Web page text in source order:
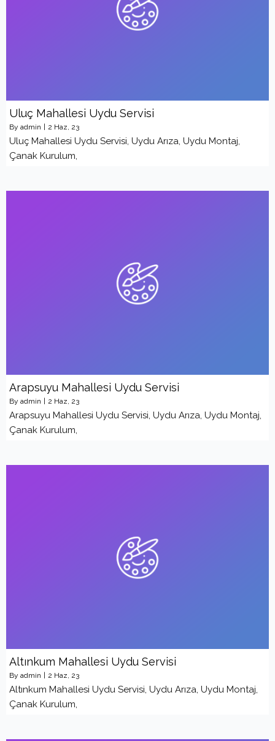
Uluç Mahallesi Uydu Servisi
By admin 2 Haz, 23
Uluç Mahallesi Uydu Servisi, Uydu Arıza, Uydu Montaj,
Çanak Kurulum,
Arapsuyu Mahallesi Uydu Servisi
By admin 2 Haz, 23
Arapsuyu Mahallesi Uydu Servisi, Uydu Arıza, Uydu Montaj,
Çanak Kurulum,
Altınkum Mahallesi Uydu Servisi
By admin | 2 Haz, 23
Altınkum Mahallesi Uydu Servisi, Uydu Arıza, Uydu Montaj,
Çanak Kurulum,